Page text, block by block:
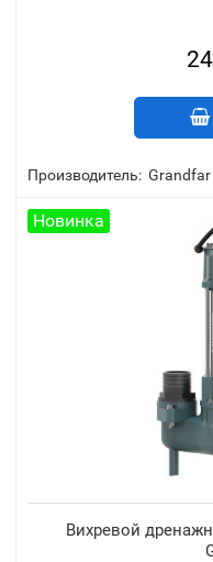
Производитель: Grandfar
Новинка
Вихревой